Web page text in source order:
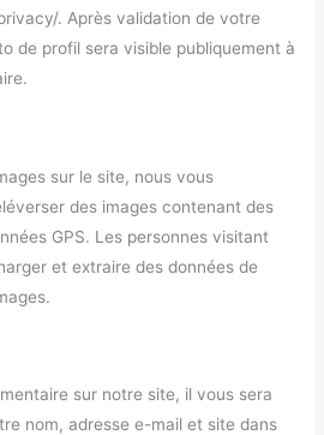
. Après validation de votre
de profil sera visible publiquement à
sur le site, nous vous
des images contenant des
GPS. Les personnes visitant
et extraire des données de
sur notre site, il vous sera
nom, adresse e-mail et site dans